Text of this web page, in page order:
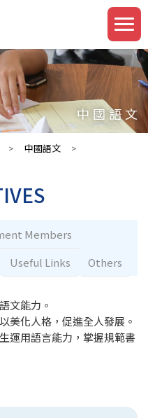
中國語文
> 中國語文
>
Members
Useful Links Others
文能力。
美化人格，促進全人發展。
運用語言能力，掌握規範書